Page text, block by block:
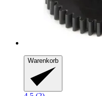
Warenkorb